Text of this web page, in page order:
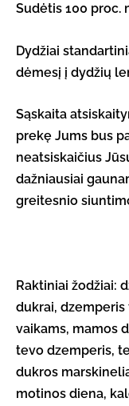
Sudėtis 100 proc.
Dydžiai
dėmesį į dydžių
Sąskaita
prekę Jums bus
neatsiskaičius
dažniausiai
greitesnio
Raktiniai žodžiai:
dukrai,
vaikams, mamos
tevo dzemperis,
dukros
motinos diena,